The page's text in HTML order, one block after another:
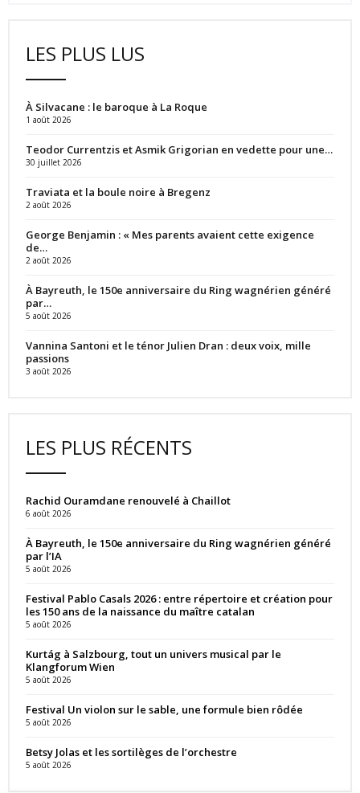
LES PLUS LUS
À Silvacane : le baroque à La Roque
1 août 2026
Teodor Currentzis et Asmik Grigorian en vedette pour une…
30 juillet 2026
Traviata et la boule noire à Bregenz
2 août 2026
George Benjamin : « Mes parents avaient cette exigence
de…
2 août 2026
À Bayreuth, le 150e anniversaire du Ring wagnérien généré
par…
5 août 2026
Vannina Santoni et le ténor Julien Dran : deux voix, mille
passions
3 août 2026
LES PLUS RÉCENTS
Rachid Ouramdane renouvelé à Chaillot
6 août 2026
À Bayreuth, le 150e anniversaire du Ring wagnérien généré
par l’IA
5 août 2026
Festival Pablo Casals 2026 : entre répertoire et création pour
les 150 ans de la naissance du maître catalan
5 août 2026
Kurtág à Salzbourg, tout un univers musical par le
Klangforum Wien
5 août 2026
Festival Un violon sur le sable, une formule bien rôdée
5 août 2026
Betsy Jolas et les sortilèges de l’orchestre
5 août 2026